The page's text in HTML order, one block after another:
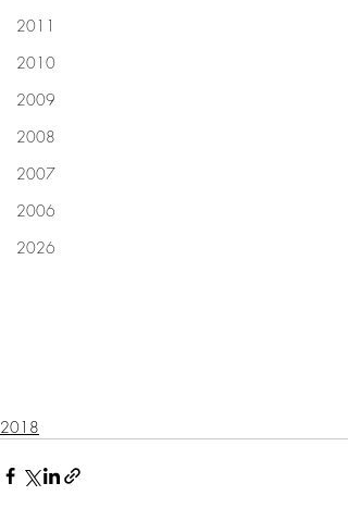
2011
2010
2009
2008
2007
2006
2026
2018